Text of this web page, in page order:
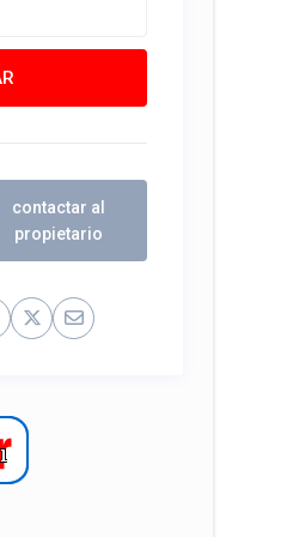
contactar al
propietario